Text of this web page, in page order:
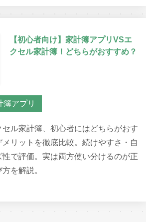
【初心者向け】家計簿アプリVSエ
クセル家計簿！どちらがおすすめ？
簿アプリ
ル家計簿、初心者にはどちらがおす
リットを徹底比較。続けやすさ・自
で評価。実は両方使い分けるのが正
を解説。